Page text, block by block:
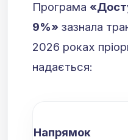
Програма
9%» зазнала
2026 роках
надається:
Напрямок